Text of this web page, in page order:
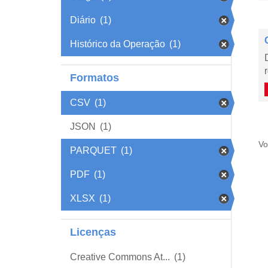
Diário (1)
Histórico da Operação (1)
Formatos
CSV (1)
JSON (1)
PARQUET (1)
PDF (1)
XLSX (1)
Licenças
Creative Commons At... (1)